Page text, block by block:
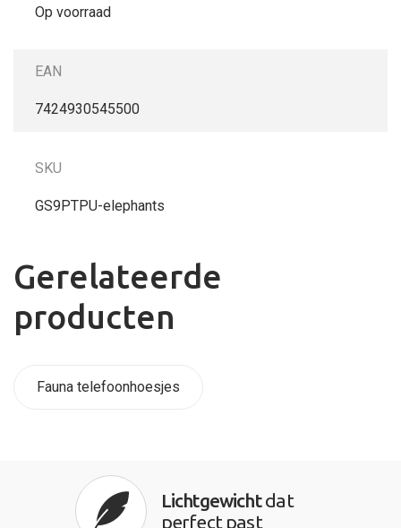
Op voorraad
EAN
7424930545500
SKU
GS9PTPU-elephants
Gerelateerde
producten
Fauna telefoonhoesjes
Lichtgewichtdat
perfect past